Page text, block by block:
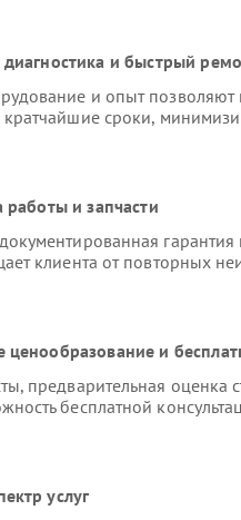
диагностика и быстрый
и опыт позволяют
кратчайшие сроки,
работы и запчасти
клиента от повторных
ценообразование и
предварительная оценка
бесплатной
услуг